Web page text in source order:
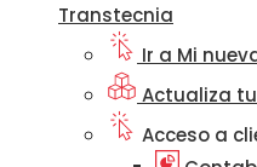
Transtecnia
Ir a Mi
Actualiza
Acceso a